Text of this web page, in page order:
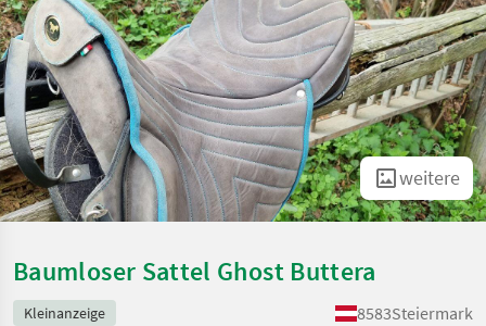
weitere
Baumloser Sattel Ghost Buttera
Kleinanzeige 8583Steiermark